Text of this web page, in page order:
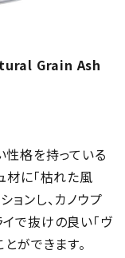
Grain Ash
格を持っている
材に「枯れた風
ョンし、カノウプ
で抜けの良い「ヴ
ができます。